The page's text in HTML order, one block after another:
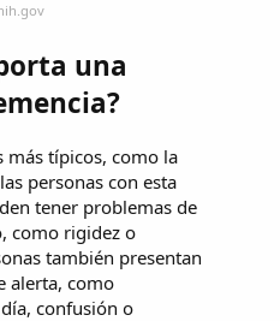
una
más típicos, como la
personas con esta
tener problemas de
como rigidez o
también presentan
alerta, como
confusión o